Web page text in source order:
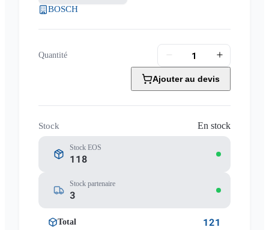
BOSCH
Quantité
Ajouter au devis
Stock En stock
Stock EOS
118
Stock partenaire
3
Total 121